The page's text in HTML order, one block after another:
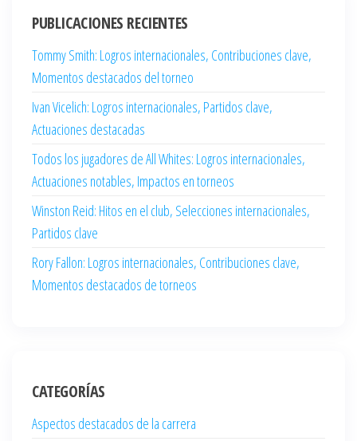
PUBLICACIONES RECIENTES
Tommy Smith: Logros internacionales, Contribuciones clave,
Momentos destacados del torneo
Ivan Vicelich: Logros internacionales, Partidos clave,
Actuaciones destacadas
Todos los jugadores de All Whites: Logros internacionales,
Actuaciones notables, Impactos en torneos
Winston Reid: Hitos en el club, Selecciones internacionales,
Partidos clave
Rory Fallon: Logros internacionales, Contribuciones clave,
Momentos destacados de torneos
CATEGORÍAS
Aspectos destacados de la carrera